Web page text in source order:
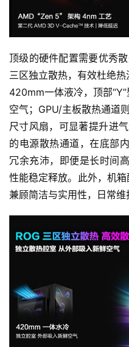
页
茶
原
创
游
戏
业
界
手
机
游
戏
机
游
戏
顶级的硬件配置需要优秀
三区独立散热，有效杜绝
420mm一体液冷，顶部
空气；GPU/主板散热通道
尺寸风扇，可显著提升进
的电源散热通道，在底部
冗余充沛，即便是长时间
性能稳定释放。此外，机箱
兼顾简洁与实用性，日常维